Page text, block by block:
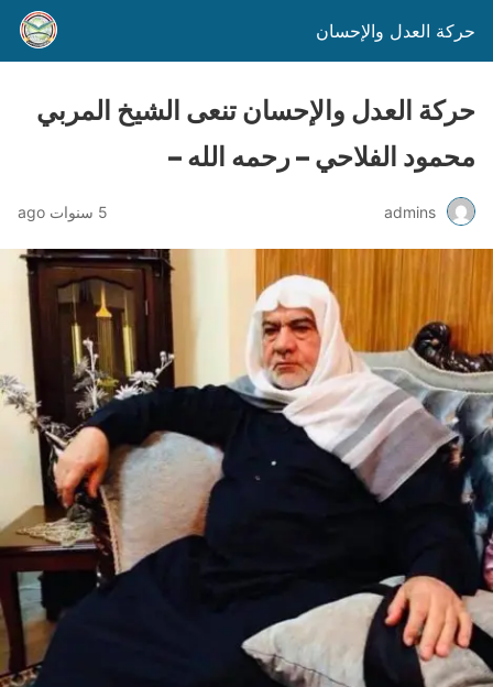
حركة العدل والإحسان
حركة العدل والإحسان تنعى الشيخ المربي
محمود الفلاحي – رحمه الله –
admins 5 سنوات ago